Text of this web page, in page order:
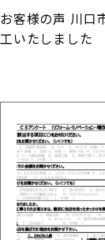
お客様の声 川口
工いたしました